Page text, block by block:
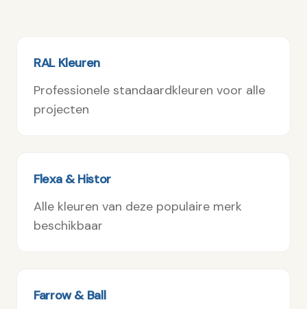
RAL Kleuren
Professionele standaardkleuren voor alle
projecten
Flexa & Histor
Alle kleuren van deze populaire merk
beschikbaar
Farrow & Ball